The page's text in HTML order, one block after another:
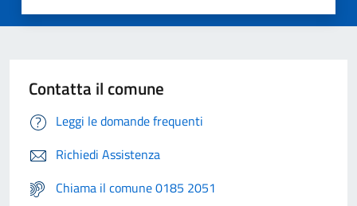
Contatta il comune
Leggi le domande frequenti
Richiedi Assistenza
Chiama il comune 0185 2051